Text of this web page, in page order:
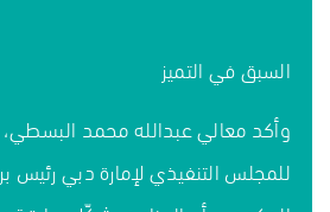
السبق في التميز
وأكد معالي عبدالله محمد البسطي،
للمجلس التنفيذي لإمارة دبي رئيس